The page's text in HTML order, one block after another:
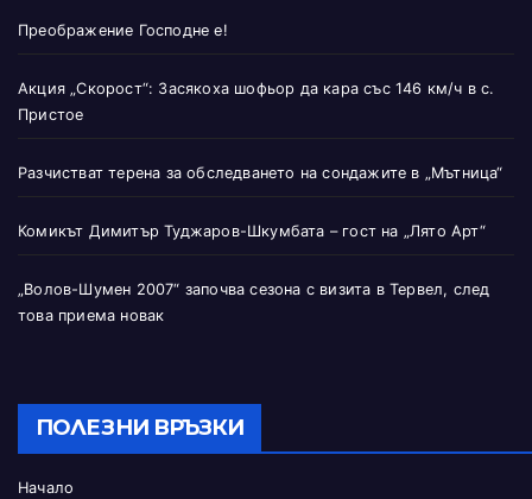
Преображение Господне е!
Акция „Скорост“: Засякоха шофьор да кара със 146 км/ч в с.
Пристое
Разчистват терена за обследването на сондажите в „Мътница“
Комикът Димитър Туджаров-Шкумбата – гост на „Лято Арт“
„Волов-Шумен 2007“ започва сезона с визита в Тервел, след
това приема новак
ПОЛЕЗНИ ВРЪЗКИ
Начало